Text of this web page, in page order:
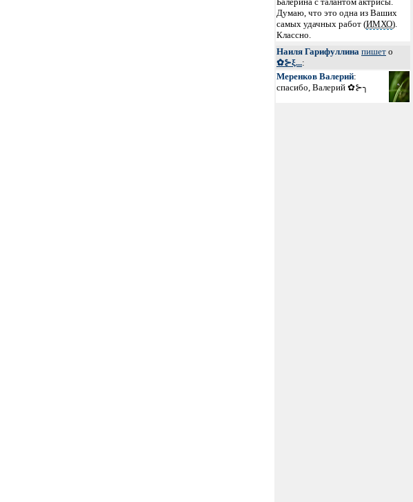
Думаю, что это одна из Ваших
самых удачных работ (ИМХО).
Классно.
Наиля Гарифуллина пишет о
✿⊱ξ...:
Меренков Валерий:
спасибо, Валерий ✿⊱╮